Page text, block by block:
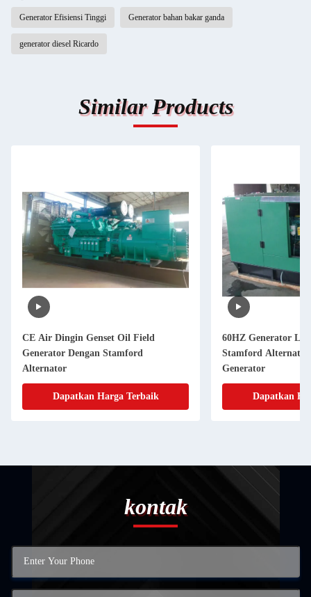
Generator Efisiensi Tinggi Generator bahan bakar ganda
generator diesel Ricardo
Similar Products
CE Air Dingin Genset Oil Field
Generator Dengan Stamford
Alternator
Dapatkan Harga Terbaik
60HZ Generator
Stamford
Generator
Dapatkan
kontak